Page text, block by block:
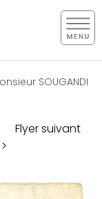
SOUGANDI
Flyer suivant
>